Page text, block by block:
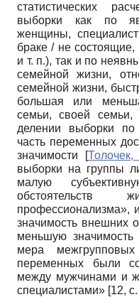
статистических
выборки как по
женщины,
браке / не
и т. п.), так и по
семейной жизни,
семейной жизни,
большая или
семьи, своей
делении выборки
часть переменных
значимости
[Толочек,
выборки на группы
малую
обстоятельств
профессионализма»,
значимость внешних
меньшую значимость
мера
переменных были
между мужчинами и
специалистами» [12,